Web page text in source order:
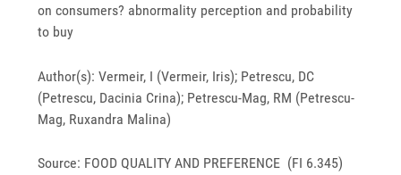
on consumers? abnormality perception and probability
to buy
Author(s): Vermeir, I (Vermeir, Iris); Petrescu, DC
(Petrescu, Dacinia Crina); Petrescu-Mag, RM (Petrescu-
Mag, Ruxandra Malina)
Source: FOOD QUALITY AND PREFERENCE (FI 6.345)